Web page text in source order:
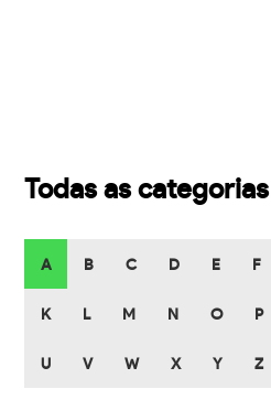
Todas as categorias
A B C D E F
K L M N O P
U V W X Y Z